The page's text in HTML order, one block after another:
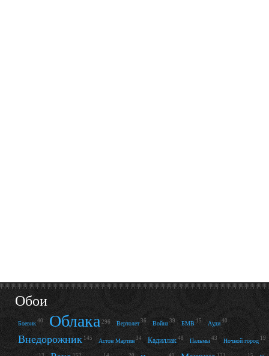
Обои
Боевик 40 Облака 296 Вертолет 36 Война 39 БМВ 15 Ауди 40
Внедорожник 145 Астон Мартин 34 Кадиллак 48 Пальмы 43 Ночной город 19